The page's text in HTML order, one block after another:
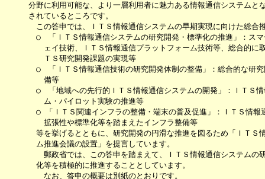
分野に利用可能な、より一層利用者に魅力ある情報通信システムと
されているところです。
この答申では、ＩＴＳ情報通信システムの早期実現に向けた総合
○　「ＩＴＳ情報通信システムの研究開発・標準化の推進」：ス
ェイ技術、ＩＴＳ情報通信プラットフォーム技術等、総合的に
ＴＳ研究開発課題の実現等
○　「ＩＴＳ情報通信技術の研究開発体制の整備」：総合的な研
備等
○　「地域への先行的ＩＴＳ情報通信システムの開発」：ＩＴＳ
ム・パイロット実験の推進等
○ 「ＩＴＳ関連インフラの整備・端末の普及促進」：ＩＴＳ情報
拡張性や標準化等を踏まえたインフラ整備等
等を挙げるとともに、研究開発の円滑な推進を図るため「ＩＴＳ
ム推進会議の設置」を提言しています。
郵政省では、この答申を踏まえて、ＩＴＳ情報通信システムの
化等を積極的に推進することとしています。
なお、答申の概要は別紙のとおりです。